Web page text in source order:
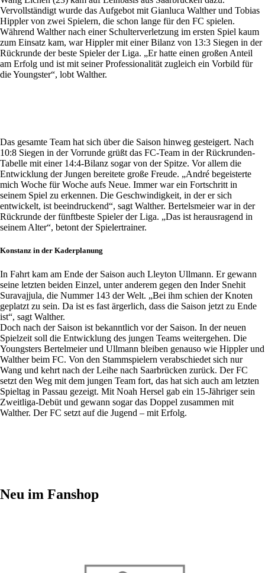
Vervollständigt wurde das Aufgebot mit Gianluca Walther und Tobias
Hippler von zwei Spielern, die schon lange für den FC spielen.
Während Walther nach einer Schulterverletzung im ersten Spiel kaum
zum Einsatz kam, war Hippler mit einer Bilanz von 13:3 Siegen in der
Rückrunde der beste Spieler der Liga. „Er hatte einen großen Anteil
am Erfolg und ist mit seiner Professionalität zugleich ein Vorbild für
die Youngster“, lobt Walther.
Tobias Hippler spielte seine vierte Saison für den FC -
und war in der Rückrunde der beste Spieler der 2.
Das gesamte Team hat sich über die Saison hinweg gesteigert. Nach
10:8 Siegen in der Vorrunde grüßt das FC-Team in der Rückrunden-
Tabelle mit einer 14:4-Bilanz sogar von der Spitze. Vor allem die
Entwicklung der Jungen bereitete große Freude. „André begeisterte
mich Woche für Woche aufs Neue. Immer war ein Fortschritt in
seinem Spiel zu erkennen. Die Geschwindigkeit, in der er sich
entwickelt, ist beeindruckend“, sagt Walther. Bertelsmeier war in der
Rückrunde der fünftbeste Spieler der Liga. „Das ist herausragend in
seinem Alter“, betont der Spielertrainer.
Konstanz in der Kaderplanung
In Fahrt kam am Ende der Saison auch Lleyton Ullmann. Er gewann
seine letzten beiden Einzel, unter anderem gegen den Inder Snehit
Suravajjula, die Nummer 143 der Welt. „Bei ihm schien der Knoten
geplatzt zu sein. Da ist es fast ärgerlich, dass die Saison jetzt zu Ende
ist“, sagt Walther.
Doch nach der Saison ist bekanntlich vor der Saison. In der neuen
Spielzeit soll die Entwicklung des jungen Teams weitergehen. Die
Youngsters Bertelmeier und Ullmann bleiben genauso wie Hippler und
Walther beim FC. Von den Stammspielern verabschiedet sich nur
Wang und kehrt nach der Leihe nach Saarbrücken zurück. Der FC
setzt den Weg mit dem jungen Team fort, das hat sich auch am letzten
Spieltag in Passau gezeigt. Mit Noah Hersel gab ein 15-Jähriger sein
Zweitliga-Debüt und gewann sogar das Doppel zusammen mit
Walther. Der FC setzt auf die Jugend – mit Erfolg.
Neu im Fanshop